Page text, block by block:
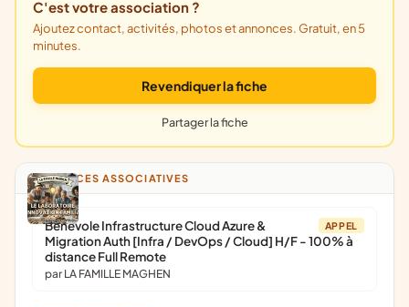
C'est votre association ?
Ajoutez contact, activités, photos et annonces. Gratuit, en 5
minutes.
Revendiquer la fiche
Partager la fiche
ANNONCES ASSOCIATIVES
APPEL
Bénévole Infrastructure Cloud Azure &
Migration Auth [Infra / DevOps / Cloud] H/F - 100% à
distance Full Remote
par LA FAMILLE MAGHEN